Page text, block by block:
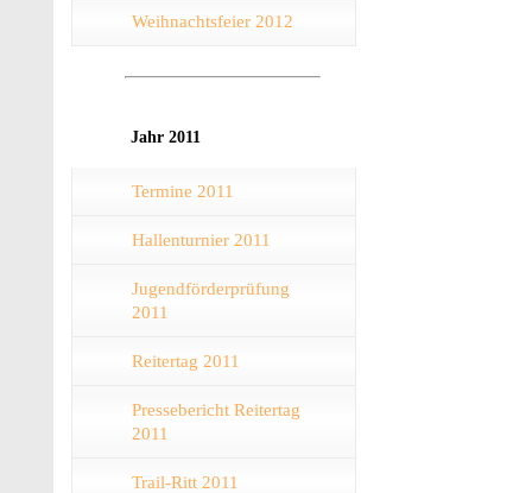
Weihnachtsfeier 2012
Jahr 2011
Termine 2011
Hallenturnier 2011
Jugendförderprüfung
2011
Reitertag 2011
Pressebericht Reitertag
2011
Trail-Ritt 2011